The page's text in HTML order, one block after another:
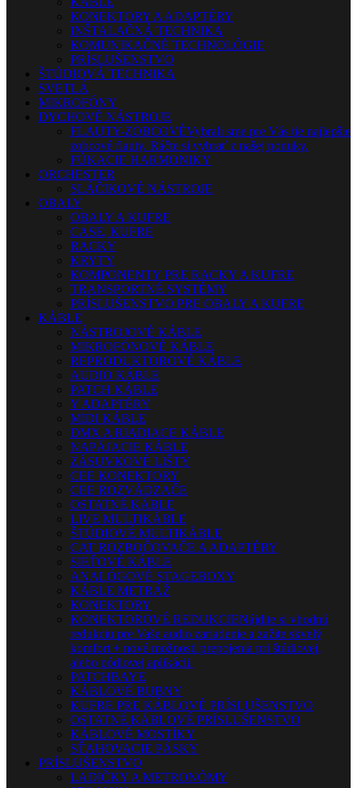
KONEKTORY A ADAPTÉRY
INŠTALAČNÁ TECHNIKA
KOMUNIKAČNÉ TECHNOLÓGIE
PRÍSLUŠENSTVO
ŠTÚDIOVÁ TECHNIKA
SVETLÁ
MIKROFÓNY
DYCHOVÉ NÁSTROJE
FLAUTY-ZOBCOVÉVybrali sme pre Vás tie najlepšie
zobcové flauty. Ráčte si vybrať z našej ponuky.
FÚKACIE HARMONIKY
ORCHESTER
SLÁČIKOVÉ NÁSTROJE
OBALY
OBALY A KUFRE
CASE, KUFRE
RACKY
KRYTY
KOMPONENTY PRE RACKY A KUFRE
TRANSPORTNÉ SYSTÉMY
PRÍSLUŠENSTVO PRE OBALY A KUFRE
KÁBLE
NÁSTROJOVÉ KÁBLE
MIKROFÓNOVÉ KÁBLE
REPRODUKTOROVÉ KÁBLE
AUDIO KÁBLE
PATCH KÁBLE
Y ADAPTÉRY
MIDI KÁBLE
DMX A RIADIACE KÁBLE
NAPÁJACIE KÁBLE
ZÁSUVKOVÉ LIŠTY
CEE KONEKTORY
CEE ROZVÁDZAČE
OSTATNÉ KÁBLE
LIVE MULTIKÁBLE
ŠTÚDIOVÉ MULTIKÁBLE
CAT ROZBOČOVAČE A ADAPTÉRY
SIEŤOVÉ KÁBLE
ANALÓGOVÉ STAGEBOXY
KÁBLE METRÁŽ
KONEKTORY
KONEKTOROVÉ REDUKCIENájdite si vhodnú
redukciu pre Vaše audio zariadenie a zažite skvelý
komfort + nové možnosti prepojenia pri štúdiovej,
alebo pódiovej aplikácii.
PATCHBAYE
KÁBLOVÉ BUBNY
KUFRE PRE KÁBLOVÉ PRÍSLUŠENSTVO
OSTATNÉ KÁBLOVÉ PRÍSLUŠENSTVO
KÁBLOVÉ MOSTÍKY
SŤAHOVACIE PÁSKY
PRÍSLUŠENSTVO
LADIČKY A METRONÓMY